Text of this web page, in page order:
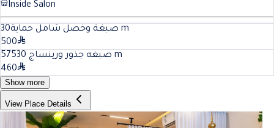
Inside Salon
صبغة وخصل شامل حماية30
m
500
صبغه جذور ورينساج 575 30
m
460
Show more
View Place Details